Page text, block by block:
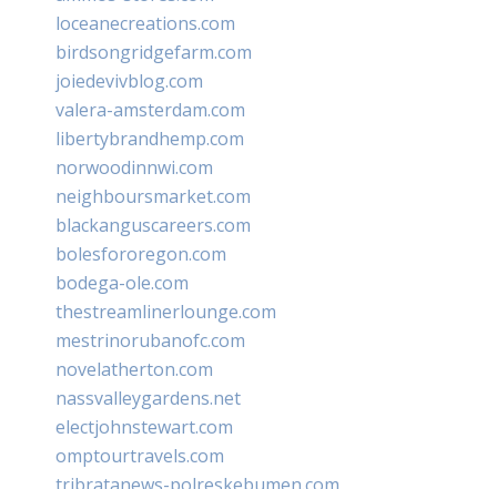
loceanecreations.com
birdsongridgefarm.com
joiedevivblog.com
valera-amsterdam.com
libertybrandhemp.com
norwoodinnwi.com
neighboursmarket.com
blackanguscareers.com
bolesfororegon.com
bodega-ole.com
thestreamlinerlounge.com
mestrinorubanofc.com
novelatherton.com
nassvalleygardens.net
electjohnstewart.com
omptourtravels.com